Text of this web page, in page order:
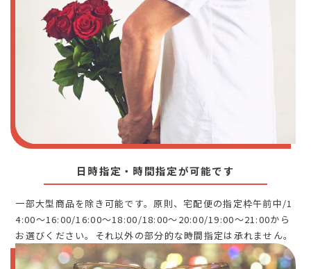
日時指定・時間指定が可能です
一部大型商品を除き可能です。原則、宅配便の指定枠午前中/1
4:00～16:00/16:00～18:00/18:00～20:00/19:00～21:00から
お選びください。それ以外の部分的な時間指定は承れません。